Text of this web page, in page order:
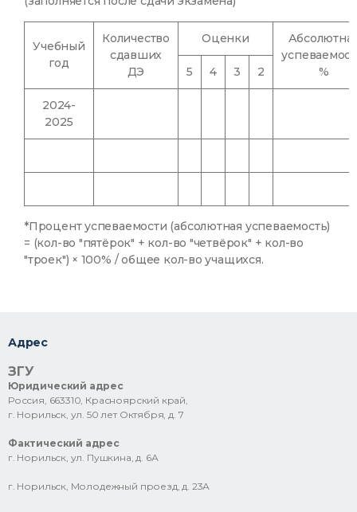
Учебный
год
Количество
сдавших
ДЭ
Оценки
%
5 4 3 2
2024-
2025
*Процент успеваемости (абсолютная успеваемость)
= (кол-во "пятёрок" + кол-во "четвёрок" + кол-во
"троек") × 100% / общее кол-во учащихся.
Адрес
ЗГУ
Юридический адрес
Россия, 663310, Красноярский край,
г. Норильск, ул. 50 лет Октября, д. 7
Фактический адрес
г. Норильск, ул. Пушкина, д. 6А
г. Норильск, Молодежный проезд, д. 23А